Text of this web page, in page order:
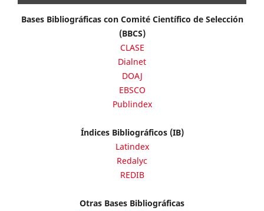
Bases Bibliográficas con Comité Científico de Selección
(BBCS)
CLASE
Dialnet
DOAJ
EBSCO
Publindex
Índices Bibliográficos (IB)
Latindex
Redalyc
REDIB
Otras Bases Bibliográficas